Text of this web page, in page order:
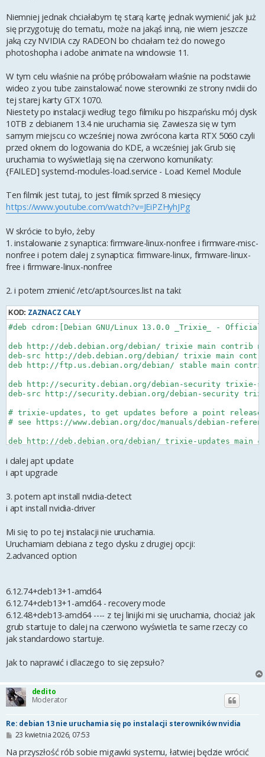
Niemniej jednak chciałabym tę starą kartę jednak wymienić jak już
się przygotuję do tematu, może na jakąś inną, nie wiem jeszcze
jaką czy NVIDIA czy RADEON bo chciałam też do nowego
photoshopha i adobe animate na windowsie 11.
W tym celu właśnie na próbę próbowałam właśnie na podstawie
wideo z you tube zainstalować nowe sterowniki ze strony nvidii do
tej starej karty GTX 1070.
Niestety po instalacji według tego filmiku po hiszpańsku mój dysk
10TB z debianem 13.4 nie uruchamia się. Zawiesza się w tym
samym miejscu co wcześniej nowa zwrócona karta RTX 5060 czyli
przed oknem do logowania do KDE, a wcześniej jak Grub się
uruchamia to wyświetlają się na czerwono komunikaty:
{FAILED] systemd-modules-load.service - Load Kernel Module
Ten filmik jest tutaj, to jest filmik sprzed 8 miesięcy
https://www.youtube.com/watch?v=JEiPZHyhJPg
W skrócie to było, żeby
1. instalowanie z synaptica: firmware-linux-nonfree i firmware-misc-
nonfree i potem dalej z synaptica: firmware-linux, firmware-linux-
free i firmware-linux-nonfree
2. i potem zmienić /etc/apt/sources.list na taki:
KOD: ZAZNACZ CAŁY
#deb cdrom:[Debian GNU/Linux 13.0.0 _Trixie_ -
deb http://deb.debian.org/debian/ trixie main contrib
deb-src http://deb.debian.org/debian/ trixie main
deb http://ftp.us.debian.org/debian/ stable main
deb http://security.debian.org/debian-security trixie-
deb-src http://security.debian.org/debian-security
# trixie-updates, to get updates before a point release
# see https://www.debian.org/doc/manuals/debian-
deb http://deb.debian.org/debian/ trixie-updates main
i dalej apt update
i apt upgrade
3. potem apt install nvidia-detect
i apt install nvidia-driver
Mi się to po tej instalacji nie uruchamia.
Uruchamiam debiana z tego dysku z drugiej opcji:
2.advanced option
6.12.74+deb13+1-amd64
6.12.74+deb13+1-amd64 - recovery mode
6.12.48+deb13-amd64 ---- z tej linijki mi się uruchamia, chociaż jak
grub startuje to dalej na czerwono wyświetla te same rzeczy co
jak standardowo startuje.
Jak to naprawić i dlaczego to się zepsuło?
dedito
Moderator
Re: debian 13 nie uruchamia się po instalacji sterowników nvidia
P
s
23 kwietnia 2026, 07:53
Na przyszłość rób sobie migawki systemu, łatwiej będzie wrócić